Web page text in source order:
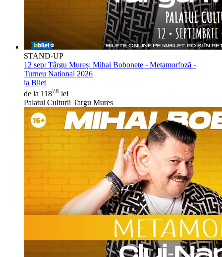
STAND-UP
12 sep: Târgu Mureș: Mihai Bobonete - Metamorfoză -
Turneu National 2026
ia Bilet
de la 11878 lei
Palatul Culturii Targu Mures